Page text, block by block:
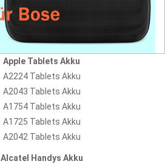
Apple Tablets Akku
A2224 Tablets Akku
A2043 Tablets Akku
A1754 Tablets Akku
A1725 Tablets Akku
A2042 Tablets Akku
Alcatel Handys Akku